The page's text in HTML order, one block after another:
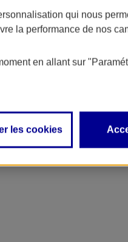
qui nous
la performance de nos
en allant sur
les cookies